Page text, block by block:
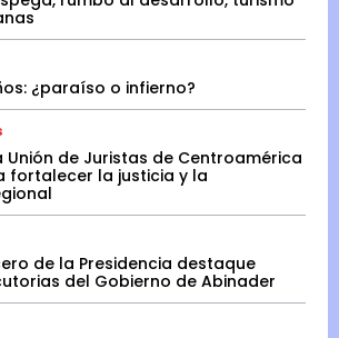
¿paraíso o infierno?
Unión de Juristas de Centroamérica
fortalecer la justicia y la
de la Presidencia destaque
del Gobierno de Abinader